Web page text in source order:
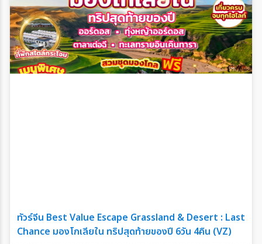
ทัวร์จีน Best Value Escape Grassland & Desert : Last
Chance มองโกเลียใน ทริปสุดท้ายของปี 6วัน 4คืน (VZ)